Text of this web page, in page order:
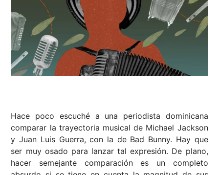
Hace poco escuché a una periodista dominicana
comparar la trayectoria musical de Michael Jackson
y Juan Luis Guerra, con la de Bad Bunny. Hay que
ser muy osado para lanzar tal expresión. De plano,
hacer semejante comparación es un completo